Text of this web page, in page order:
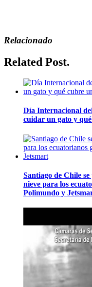
Relacionado
Related Post.
Día Internacional
cuidar un gato y
Santiago de Chile
nieve para los
Polimundo y